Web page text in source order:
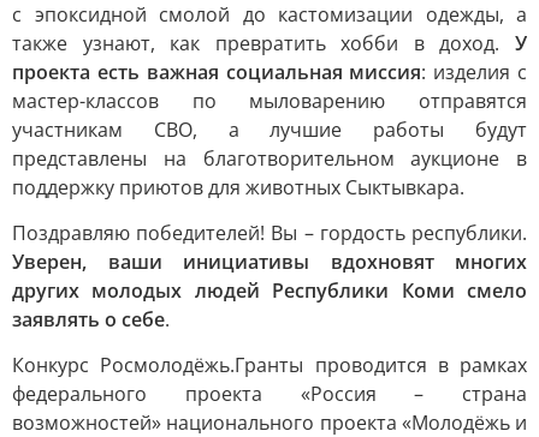
с эпоксидной смолой до кастомизации одежды, а
также узнают, как превратить хобби в доход. У
проекта есть важная социальная миссия: изделия с
мастер-классов по мыловарению отправятся
участникам СВО, а лучшие работы будут
представлены на благотворительном аукционе в
поддержку приютов для животных Сыктывкара.
Поздравляю победителей! Вы – гордость республики.
Уверен, ваши инициативы вдохновят многих
других молодых людей Республики Коми смело
заявлять о себе.
Конкурс Росмолодёжь.Гранты проводится в рамках
федерального проекта «Россия – страна
возможностей» национального проекта «Молодёжь и